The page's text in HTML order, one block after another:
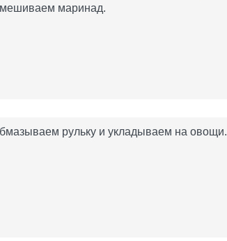
маринад.
рульку и укладываем на овощи.